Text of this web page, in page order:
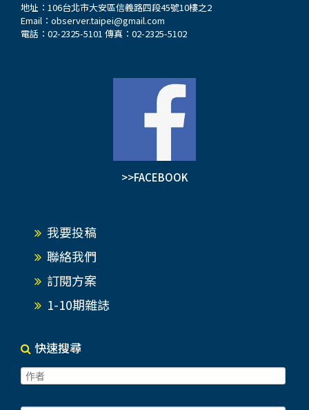
地址：106台北市大安區信義路四段45號10樓之2
Email： observer.taipei@gmail.com
電話：02-2325-5101 傳真：02-2325-5102
>>FACEBOOK
我要投稿
聯絡我們
訂閱方案
1-10期雜誌
快速搜尋